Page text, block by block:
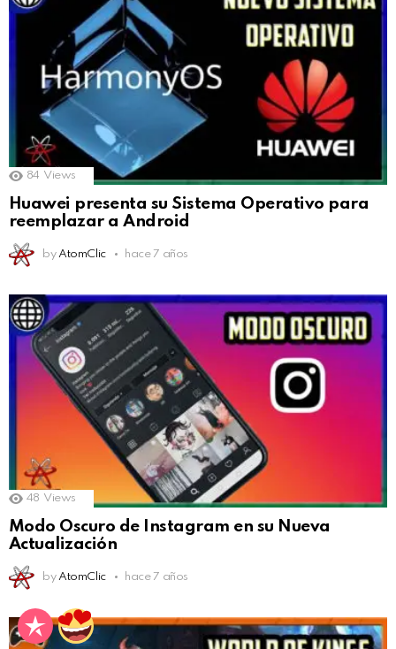
84 Views
Huawei presenta su Sistema Operativo para
reemplazar a Android
by AtomClic hace 7 años
48 Views
Modo Oscuro de Instagram en su Nueva
Actualización
by AtomClic hace 7 años